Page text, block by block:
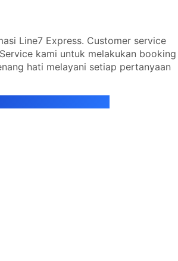
Line7 Express. Customer service
kami untuk melakukan booking
hati melayani setiap pertanyaan